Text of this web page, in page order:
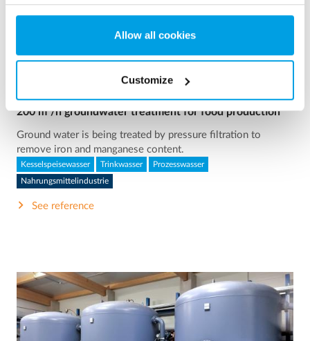
Allow all cookies
Customize
200 m³/h groundwater treatment for food production
Ground water is being treated by pressure filtration to
remove iron and manganese content.
Kesselspeisewasser Trinkwasser Prozesswasser
Nahrungsmittelindustrie
See reference